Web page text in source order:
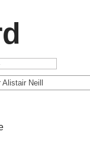
Alistair Neill